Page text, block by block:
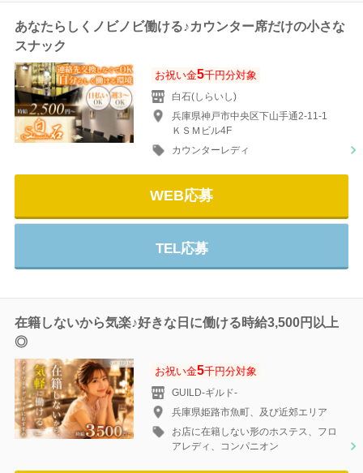
あなたらしくノビノビ働ける♪カウンター席だけの小さな
スナック
お祝い金5千円分対象
白石(しらいし)
兵庫県神戸市中央区下山手通2-11-1
ＫＳＭビル4F
カウンターレディ
WEB応募
TEL応募
在籍しないから気楽♪好きな日に働ける時給3,500円以上
◎
お祝い金5千円分対象
GUILD-ギルド‐
兵庫県姫路市魚町、及び近郊エリア
お店に在籍しない形のホステス、フロ
アレディ、コンパニオン